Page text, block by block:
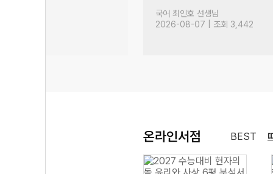
국어 최인호 선생님
2026-08-07 | 조회 3,442
온라인서점 BEST